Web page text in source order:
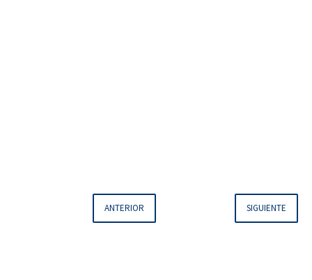
ANTERIOR SIGUIENTE